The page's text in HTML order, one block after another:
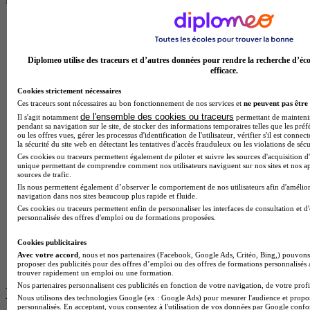
BTS Dietetique en alternance
BTS Pi en alternance
Master CCA en alternance
BTS Ndrc en alternance
BTS Sam en alternance
Cap Fleuriste en alternance
BTS Sio en alternance
MSc Marketing Digital en alternance
BTS Gpme en alternance
Cap Electricien en alternance
BTS Gpn en alternance
BTS Domotique en alternance
BAC Pro Agora en alternance
BTS Iris en alternance
BTS Tpl en alternance
BTS Ati en alternance
Les diplômes par filière les plus
Diplomeo utilise des traceurs et d’autres données pour rendre la recherche
efficace.
Cookies strictement nécessaires
Ces traceurs sont nécessaires au bon fonctionnement de nos services et ne peuvent pas être
Il s'agit notamment de l'ensemble des cookies ou traceurs permettant de
pendant sa navigation sur le site, de stocker des informations temporaires telles que les
ou les offres vues, gérer les processus d'identification de l'utilisateur, vérifier s'il est
la sécurité du site web en détectant les tentatives d'accès frauduleux ou les violations de
Ces cookies ou traceurs permettent également de piloter et suivre les sources d'acquisition
unique permettant de comprendre comment nos utilisateurs naviguent sur nos sites et nos
sources de trafic.
Ils nous permettent également d’observer le comportement de nos utilisateurs afin
navigation dans nos sites beaucoup plus rapide et fluide.
Ces cookies ou traceurs permettent enfin de personnaliser les interfaces de consultation et
personnalisée des offres d'emploi ou de formations proposées.
Cookies publicitaires
Avec votre accord , nous et nos partenaires (Facebook, Google Ads, Critéo, Bing,)
proposer des publicités pour des offres d’emploi ou des offres de formations
trouver rapidement un emploi ou une formation.
Nos partenaires personnalisent ces publicités en fonction de votre navigation, de votre
Nous utilisons des technologies Google (ex : Google Ads) pour mesurer l'audience et
personnalisés. En acceptant, vous consentez à l'utilisation de vos données par Google